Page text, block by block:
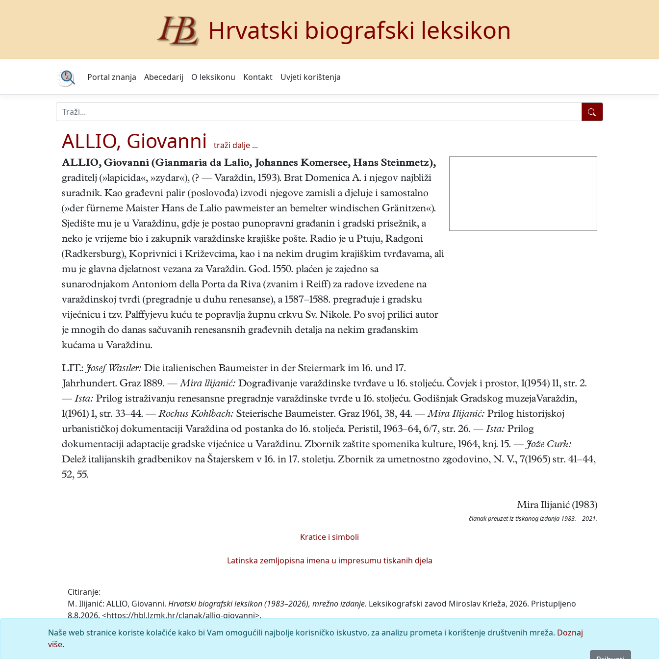
Hrvatski biografski leksikon
Portal znanja Abecedarij O leksikonu Kontakt Uvjeti korištenja
ALLIO, Giovanni traži dalje ...
ALLIO, Giovanni (Gianmaria da Lalio, Johannes Komersee, Hans Steinmetz),
graditelj (»lapicida«, »zydar«), (? — Varaždin, 1593). Brat Domenica A. i njegov najbliži
suradnik. Kao građevni palir (poslovođa) izvodi njegove zamisli a djeluje i samostalno
(»der fürneme Maister Hans de Lalio pawmeister an bemelter windischen Gränitzen«).
Sjedište mu je u Varaždinu, gdje je postao punopravni građanin i gradski prisežnik, a
neko je vrijeme bio i zakupnik varaždinske krajiške pošte. Radio je u Ptuju, Radgoni
(Radkersburg), Koprivnici i Križevcima, kao i na nekim drugim krajiškim tvrđavama, ali
mu je glavna djelatnost vezana za Varaždin. God. 1550. plaćen je zajedno sa
sunarodnjakom Antoniom della Porta da Riva (zvanim i Reiff) za radove izvedene na
varaždinskoj tvrđi (pregradnje u duhu renesanse), a 1587–1588. pregrađuje i gradsku
vijećnicu i tzv. Palffyjevu kuću te popravlja župnu crkvu Sv. Nikole. Po svoj prilici autor
je mnogih do danas sačuvanih renesansnih građevnih detalja na nekim građanskim
kućama u Varaždinu.
LIT.:Josef Wastler: Die italienischen Baumeister in der Steiermark im 16. und 17.
Jahrhundert. Graz 1889. —Mira llijanić: Dograđivanje varaždinske tvrđave u 16. stoljeću. Čovjek i prostor, 1(1954) 11, str. 2.
— Ista: Prilog istraživanju renesansne pregradnje varaždinske tvrđe u 16. stoljeću. Godišnjak Gradskog muzejaVaraždin,
1(1961) 1, str. 33–44. — Rochus Kohlbach: Steierische Baumeister. Graz 1961, 38, 44. —Mira Ilijanić: Prilog historijskoj
urbanističkoj dokumentaciji Varaždina od postanka do 16. stoljeća. Peristil, 1963–64, 6/7, str. 26. — Ista: Prilog
dokumentaciji adaptacije gradske vijećnice u Varaždinu. Zbornik zaštite spomenika kulture, 1964, knj. 15. —Jože Curk:
Delež italijanskih gradbenikov na Štajerskem v 16. in 17. stoletju. Zbornik za umetnostno zgodovino, N. V., 7(1965) str. 41–44,
52, 55.
Mira Ilijanić (1983)
članak preuzet iz tiskanog izdanja 1983. – 2021.
Kratice i simboli
Latinska zemljopisna imena u impresumu tiskanih djela
Citiranje:
M. Ilijanić: ALLIO, Giovanni. Hrvatski biografski leksikon (1983–2026), mrežno izdanje. Leksikografski zavod Miroslav Krleža, 2026. Pristupljeno
8.8.2026. <https://hbl.lzmk.hr/clanak/allio-giovanni>.
Komentar
Naše web stranice koriste kolačiće kako bi Vam omogućili najbolje korisničko iskustvo, za analizu prometa i korištenje društvenih mreža. Doznaj
više.